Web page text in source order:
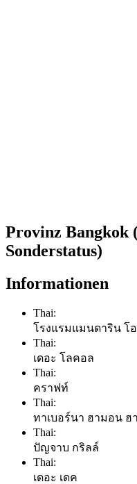
Provinz Bangkok
Sonderstatus)
Informationen
Thai:
โรงแรมแมนดาริน โอ
Thai:
เดอะ โลคอล
Thai:
คราฟท์
Thai:
ทาเบอร์นา ฮามอน ฮ
Thai:
ปัญจาบ กริลล์
Thai:
เดอะ เดค